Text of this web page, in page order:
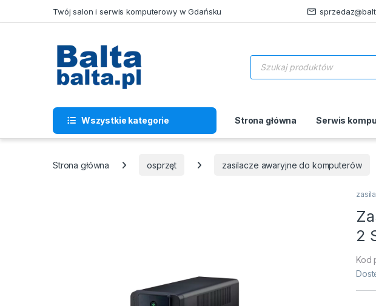
Skip to navigationTwój salon i serwis komputerowy w Gdańsku
Wyszukiwarka produktów
Wszystkie kategorie Strona główna Serwis
Strona główna osprzęt zasilacze awaryjne do komputerów
2
Kod